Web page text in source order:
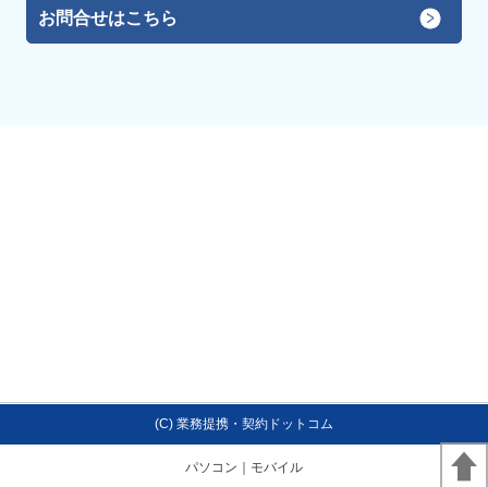
お問合せはこちら
(C) 業務提携・契約ドットコム
パソコン ｜モバイル